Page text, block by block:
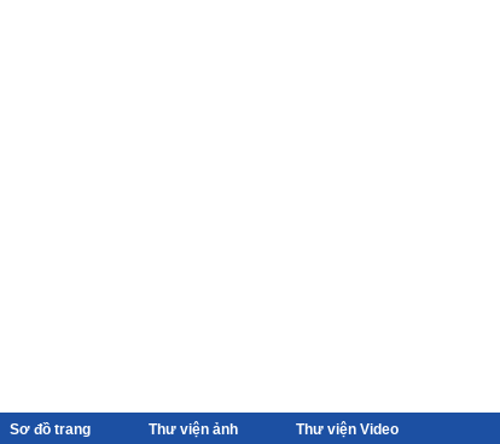
Sơ đồ trang Thư viện ảnh Thư viện Video